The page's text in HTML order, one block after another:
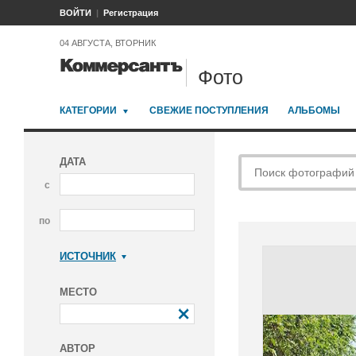
ВОЙТИ Регистрация
04 АВГУСТА, ВТОРНИК
Фото
КАТЕГОРИИ СВЕЖИЕ ПОСТУПЛЕНИЯ АЛЬБОМЫ
ДАТА
с
по
ИСТОЧНИК
МЕСТО
АВТОР